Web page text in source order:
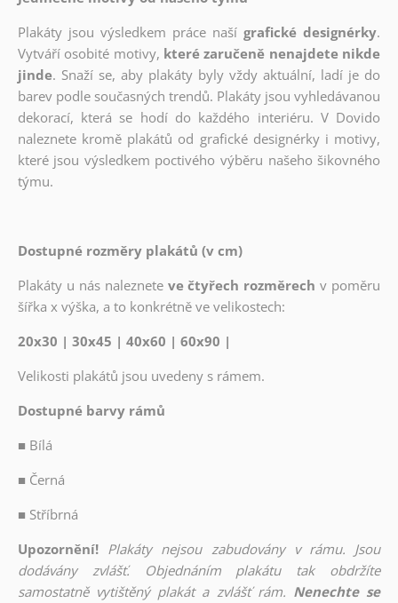
Plakáty jsou výsledkem práce naší grafické designérky.
Vytváří osobité motivy, které zaručeně nenajdete nikde
jinde. Snaží se, aby plakáty byly vždy aktuální, ladí je do
barev podle současných trendů. Plakáty jsou vyhledávanou
dekorací, která se hodí do každého interiéru. V Dovido
naleznete kromě plakátů od grafické designérky i motivy,
které jsou výsledkem poctivého výběru našeho šikovného
týmu.
Dostupné rozměry plakátů (v cm)
Plakáty u nás naleznete ve čtyřech rozměrech v poměru
šířka x výška, a to konkrétně ve velikostech:
20x30 | 30x45 | 40x60 | 60x90 |
Velikosti plakátů jsou uvedeny s rámem.
Dostupné barvy rámů
■ Bílá
■ Černá
■ Stříbrná
Upozornění! Plakáty nejsou zabudovány v rámu. Jsou
dodávány zvlášť. Objednáním plakátu tak obdržíte
samostatně vytištěný plakát a zvlášť rám. Nenechte se